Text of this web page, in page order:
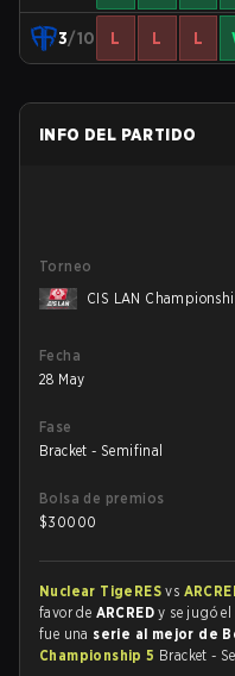
3/10 L L L
INFO DEL PARTIDO
Torneo
CIS LAN
Fecha
28 May
Fase
Bracket - Semifinal
Bolsa de premios
$30000
Nuclear TigeRESvs
favor de ARCREDy se jugó el
fue una serie al mejor de
Championship 5 Bracket -